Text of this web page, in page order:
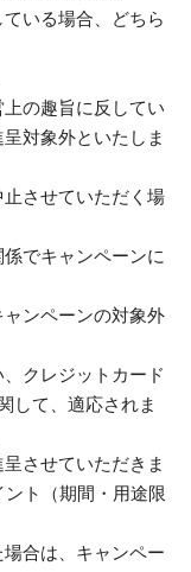
いる場合、どちら
の趣旨に反してい
対象外といたしま
させていただく場
でキャンペーンに
ンペーンの対象外
クレジットカード
して、適応されま
させていただきま
ト（期間・用途限
合は、キャンペー